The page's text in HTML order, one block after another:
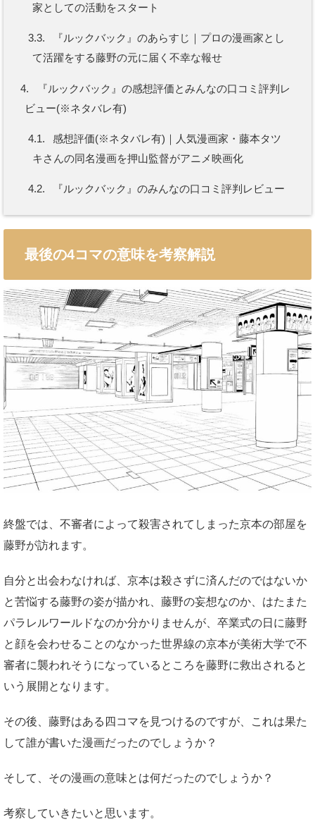
家としての活動をスタート
3.3.
『ルックバック』のあらすじ｜プロの漫画家とし
て活躍をする藤野の元に届く不幸な報せ
4.
『ルックバック』の感想評価とみんなの口コミ評判レ
ビュー(※ネタバレ有)
4.1.
感想評価(※ネタバレ有)｜人気漫画家・藤本タツ
キさんの同名漫画を押山監督がアニメ映画化
4.2. 『ルックバック』のみんなの口コミ評判レビュー
最後の4コマの意味を考察解説
終盤では、不審者によって殺害されてしまった京本の部屋を
藤野が訪れます。
自分と出会わなければ、京本は殺さずに済んだのではないか
と苦悩する藤野の姿が描かれ、藤野の妄想なのか、はたまた
パラレルワールドなのか分かりませんが、卒業式の日に藤野
と顔を会わせることのなかった世界線の京本が美術大学で不
審者に襲われそうになっているところを藤野に救出されると
いう展開となります。
その後、藤野はある四コマを見つけるのですが、これは果た
して誰が書いた漫画だったのでしょうか？
そして、その漫画の意味とは何だったのでしょうか？
考察していきたいと思います。